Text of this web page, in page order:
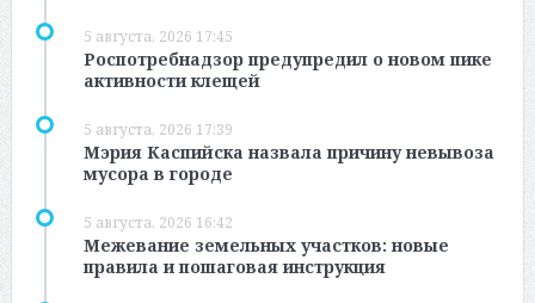
5 августа, 2026 17:45
Роспотребнадзор предупредил о новом пике
активности клещей
5 августа, 2026 17:39
Мэрия Каспийска назвала причину невывоза
мусора в городе
5 августа, 2026 16:42
Межевание земельных участков: новые
правила и пошаговая инструкция